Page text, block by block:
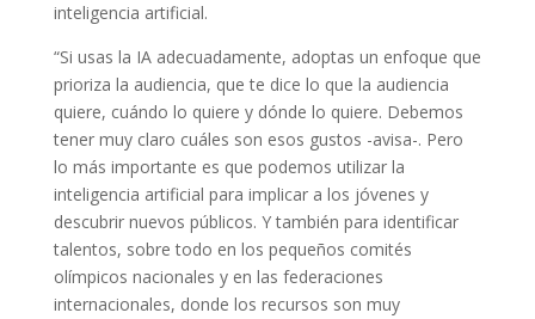
inteligencia artificial.
“Si usas la IA adecuadamente, adoptas un enfoque que
prioriza la audiencia, que te dice lo que la audiencia
quiere, cuándo lo quiere y dónde lo quiere. Debemos
tener muy claro cuáles son esos gustos -avisa-. Pero
lo más importante es que podemos utilizar la
inteligencia artificial para implicar a los jóvenes y
descubrir nuevos públicos. Y también para identificar
talentos, sobre todo en los pequeños comités
olímpicos nacionales y en las federaciones
internacionales, donde los recursos son muy